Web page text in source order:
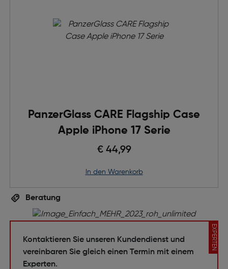
PanzerGlass CARE Flagship Case
Apple iPhone 17 Serie
€ 44,99
in den Warenkorb
Beratung
EXPERTEN
Kontaktieren Sie unseren Kundendienst und
vereinbaren Sie gleich einen Termin mit einem
Experten.